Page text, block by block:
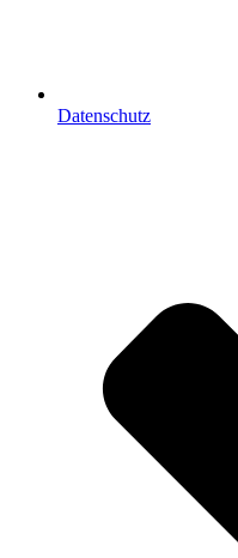
Datenschutz